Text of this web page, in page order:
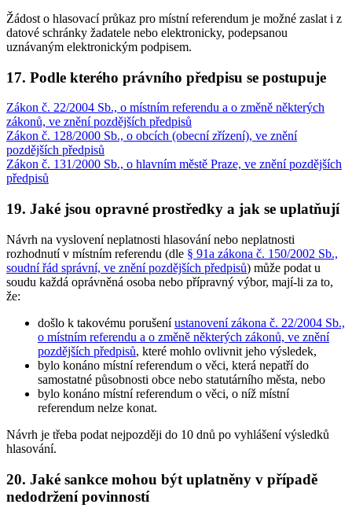
Žádost o hlasovací průkaz pro místní referendum je možné zaslat i z
datové schránky žadatele nebo elektronicky, podepsanou
uznávaným elektronickým podpisem.
17. Podle kterého právního předpisu se postupuje
Zákon č. 22/2004 Sb., o místním referendu a o změně některých
zákonů, ve znění pozdějších předpisů
Zákon č. 128/2000 Sb., o obcích (obecní zřízení), ve znění
pozdějších předpisů
Zákon č. 131/2000 Sb., o hlavním městě Praze, ve znění pozdějších
předpisů
19. Jaké jsou opravné prostředky a jak se uplatňují
Návrh na vyslovení neplatnosti hlasování nebo neplatnosti
rozhodnutí v místním referendu (dle § 91a zákona č. 150/2002 Sb.,
soudní řád správní, ve znění pozdějších předpisů) může podat u
soudu každá oprávněná osoba nebo přípravný výbor, mají-li za to,
že:
došlo k takovému porušeníustanovení zákona č. 22/2004 Sb.,
o místním referendu a o změně některých zákonů, ve znění
pozdějších předpisů, které mohlo ovlivnit jeho výsledek,
bylo konáno místní referendum o věci, která nepatří do
samostatné působnosti obce nebo statutárního města, nebo
bylo konáno místní referendum o věci, o níž místní
referendum nelze konat.
Návrh je třeba podat nejpozději do 10 dnů po vyhlášení výsledků
hlasování.
20. Jaké sankce mohou být uplatněny v případě
nedodržení povinností